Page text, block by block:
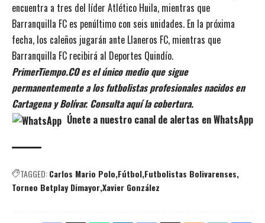
encuentra a tres del líder Atlético Huila, mientras que
Barranquilla FC es penúltimo con seis unidades. En la próxima
fecha, los caleños jugarán ante Llaneros FC, mientras que
Barranquilla FC recibirá al Deportes Quindío.
PrimerTiempo.CO es el único medio que sigue
permanentemente a los futbolistas profesionales nacidos en
Cartagena y Bolívar. Consulta aquí la cobertura.
Únete a nuestro canal de alertas en WhatsApp
TAGGED:Carlos Mario Polo Fútbol Futbolistas Bolivarenses
Torneo Betplay DimayorXavier González